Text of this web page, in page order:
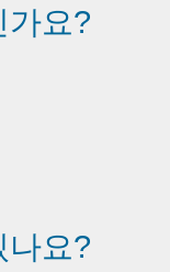
가요?
나요?